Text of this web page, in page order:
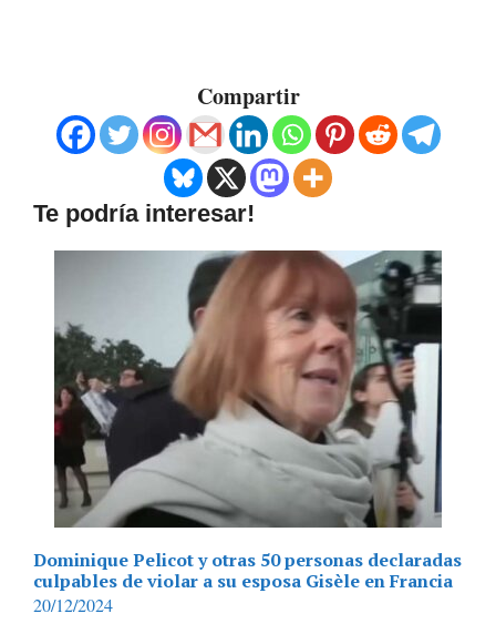
Compartir
Te podría interesar!
Dominique Pelicot y otras 50 personas declaradas
culpables de violar a su esposa Gisèle en Francia
20/12/2024